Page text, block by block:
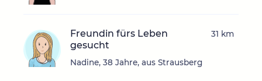
Freundin fürs Leben
gesucht
Nadine, 38 Jahre, aus Strausberg
31 km